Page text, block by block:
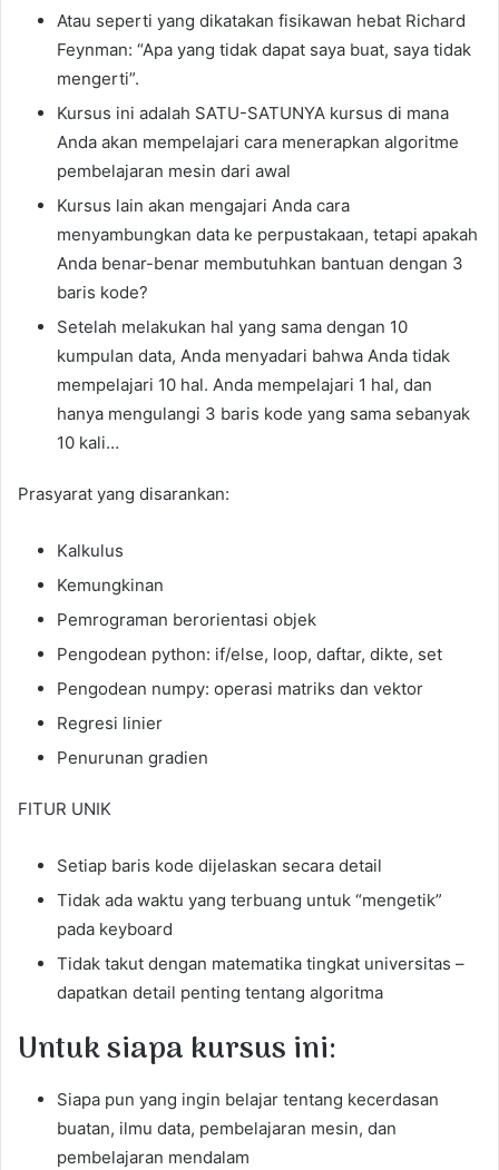
Atau seperti yang dikatakan fisikawan hebat Richard
Feynman: “Apa yang tidak dapat saya buat, saya tidak
mengerti”.
Kursus ini adalah SATU-SATUNYA kursus di mana
Anda akan mempelajari cara menerapkan algoritme
pembelajaran mesin dari awal
Kursus lain akan mengajari Anda cara
menyambungkan data ke perpustakaan, tetapi apakah
Anda benar-benar membutuhkan bantuan dengan 3
baris kode?
Setelah melakukan hal yang sama dengan 10
kumpulan data, Anda menyadari bahwa Anda tidak
mempelajari 10 hal. Anda mempelajari 1 hal, dan
hanya mengulangi 3 baris kode yang sama sebanyak
10 kali…
Prasyarat yang disarankan:
Kalkulus
Kemungkinan
Pemrograman berorientasi objek
Pengodean python: if/else, loop, daftar, dikte, set
Pengodean numpy: operasi matriks dan vektor
Regresi linier
Penurunan gradien
FITUR UNIK
Setiap baris kode dijelaskan secara detail
Tidak ada waktu yang terbuang untuk “mengetik”
pada keyboard
Tidak takut dengan matematika tingkat universitas –
dapatkan detail penting tentang algoritma
Untuk siapa kursus ini:
Siapa pun yang ingin belajar tentang kecerdasan
buatan, ilmu data, pembelajaran mesin, dan
pembelajaran mendalam